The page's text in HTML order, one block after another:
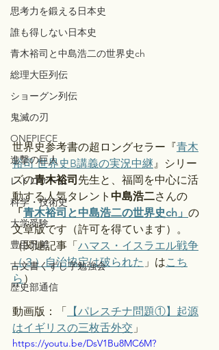
思考力を鍛える日本史
誰も得しない日本史
青木裕司と中島浩二の世界史ch
総理大臣列伝
ショーグン列伝
鬼滅の刃
ONEPIECE
進撃の巨人
レトロゲーム
科学・技術史
大学受験
豊臣兄弟
古文書くずし字勉強会
歴史部通信
世界史参考書の超ロングセラー『青木
裕司 世界史B講義の実況中継』シリー
ズの青木裕司 先生と、福岡を中心に活
動する人気タレント 中島浩二さんの
「青木裕司と中島浩二の世界史ch」 の
文章版です（許可を得ています）。
（関連記事「ハマス・イスラエル戦争
（３）自治協定は破られた 」はこち
ら ）
動画版：「 【パレスチナ問題①】起源
はイギリスの三枚舌外交 」
https://youtu.be/DsV1Bu8MC6M?